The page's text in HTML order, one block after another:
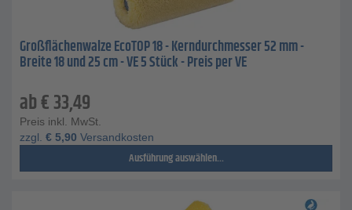
Großflächenwalze EcoTOP 18 - Kerndurchmesser 52 mm -
Breite 18 und 25 cm - VE 5 Stück - Preis per VE
ab€33,49
Preis inkl. MwSt.
zzgl. € 5,90 Versandkosten
Ausführung auswählen...